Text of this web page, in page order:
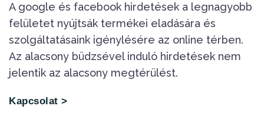
A google és facebook hirdetések a legnagyobb
felületet nyújtsák termékei eladására és
szolgáltatásaink igénylésére az online térben.
Az alacsony büdzsével induló hirdetések nem
jelentik az alacsony megtérülést.
Kapcsolat >